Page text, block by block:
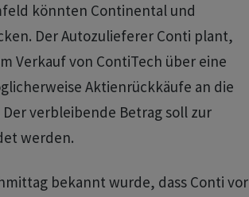
könnten Continental und
Der Autozulieferer Conti plant,
Verkauf von ContiTech über eine
Aktienrückkäufe an die
verbleibende Betrag soll zur
werden.
bekannt wurde, dass Conti vor